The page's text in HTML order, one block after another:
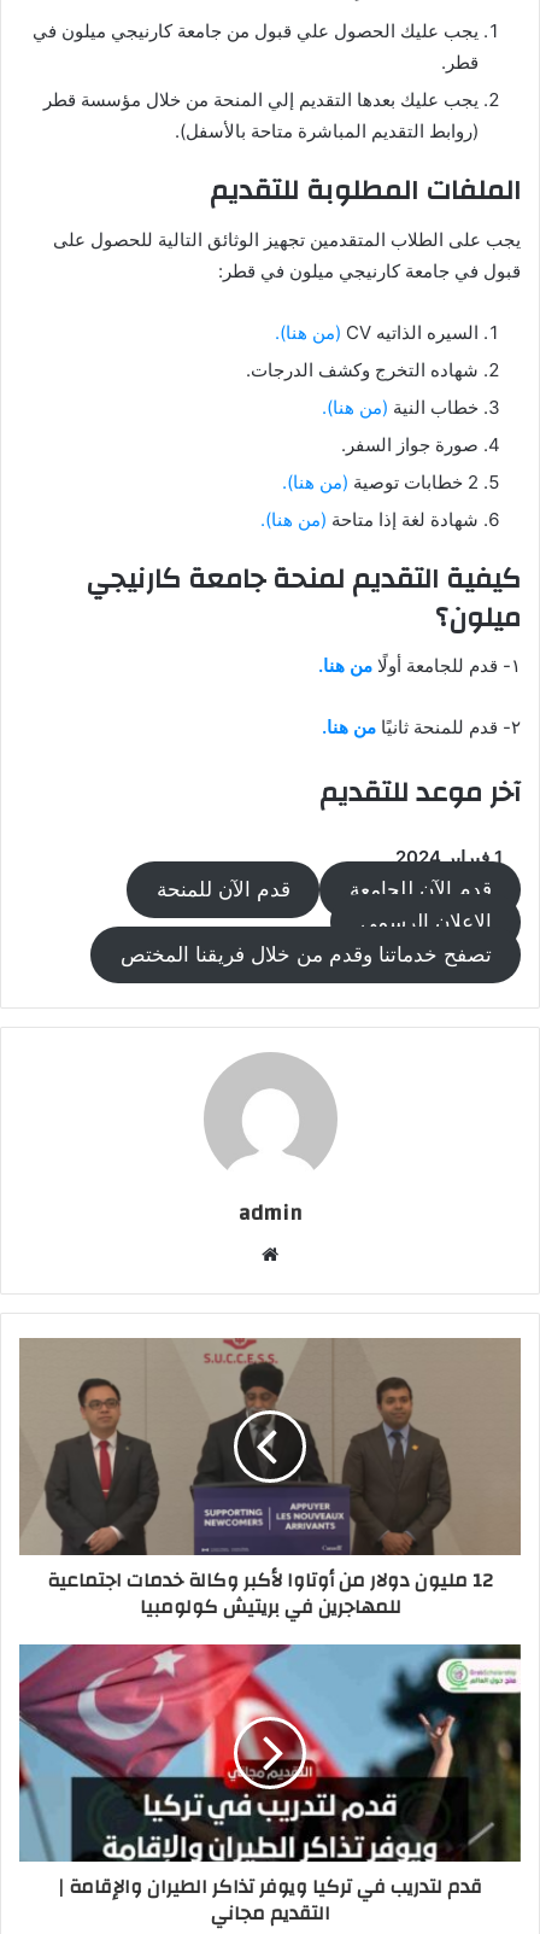
يجب عليك الحصول علي قبول من جامعة كارنيجي ميلون في
قطر.
يجب عليك بعدها التقديم إلي المنحة من خلال مؤسسة قطر
(روابط التقديم المباشرة متاحة بالأسفل).
الملفات المطلوبة للتقديم
يجب على الطلاب المتقدمين تجهيز الوثائق التالية للحصول على
قبول في جامعة كارنيجي ميلون في قطر:
السيره الذاتيه CV
(من هنا).
شهاده التخرج وكشف الدرجات.
خطاب النية (من هنا).
صورة جواز السفر.
2 خطابات توصية
(من هنا).
شهادة لغة إذا متاحة (من هنا).
كيفية التقديم لمنحة جامعة كارنيجي
ميلون؟
١- قدم للجامعة أولً من هنا.
٢- قدم للمنحة ثانيًا من هنا.
آخر موعد للتقديم
1 فبراير 2024.
قدم الآن للجامعة
قدم الآن للمنحة
الإعلان الرسمي
تصفح خدماتنا وقدم من خلال فريقنا المختص
admin
12 مليون دولار من أوتاوا لأكبر وكالة خدمات اجتماعية
للمهاجرين في بريتيش كولومبيا
قدم لتدريب في تركيا ويوفر تذاكر الطيران والإقامة |
التقديم مجاني